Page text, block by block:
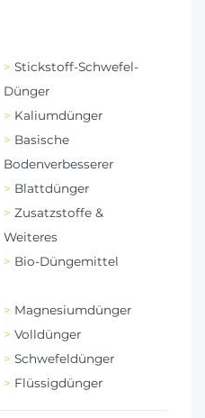
Stickstoff-Schwefel-
Dünger
Kaliumdünger
Basische
Bodenverbesserer
Blattdünger
Zusatzstoffe &
Weiteres
Bio-Düngemittel
Magnesiumdünger
Volldünger
Schwefeldünger
Flüssigdünger